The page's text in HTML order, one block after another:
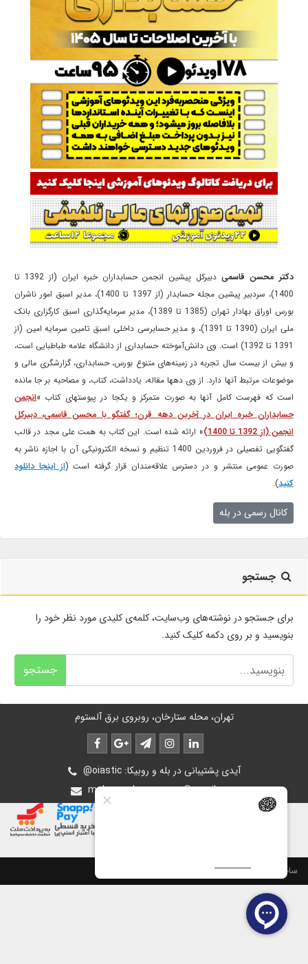
دکتر محسن قاسمی
دبیرکل پیشین انجمن حسابداران خبره ایران (از 1392 تا
1400)، سردبیر پیشین مجله حسابدار (از 1397 تا 1400)، مدیر اسبق امور ناشران
بورس اوراق بهادار تهران (1385 تا 1389)، مدیر سرمایه‌گذاری اسبق کارگزاری بانک
ملی ایران (1390 تا 1391)، و مدیر حسابرسی داخلی اسبق تامین سرمایه امین (از
1391 تا 1392) است. وی دانش‌آموخته حسابداری از دانشگاه علامه طباطبایی است،
و بیش از بیست سال تجربه در زمینه‌های متنوع بورس، حسابداری، گزارشگری مالی و
موضوعات مرتبط آنها دارد. از وی دهها مقاله، یادداشت، کتاب، و مصاحبه بر جا مانده
است که فهرست کامل آنها به صورت متمرکز و یکجا در پیوستهای کتاب «انجمن
حسابداران خبره ایران در آخرین دهه قرن؛ گفتگو با محسن قاسمی، دبیرکل
انجمن (از 1392 تا 1400)
» ارائه شده است. این کتاب به همت علی مجد در قالب
گفتگویی تفصیلی در فروردین 1400 تنظیم و نسخه الکترونیکی آن با اجازه ناشر به
صورت عمومی منتشر و در دسترس علاقه‌مندان قرار گرفته است (از اینجا دانلود
کنید).
کانال رسمی در بله
جستجو
برای جستجو در نوشته‌های وب‌سایت، کلمه‌ی کلیدی مورد نظر خود را
بنویسید و بر روی دکمه کلیک کنید.
جستجو
تهران، محله ستارخان، روبروی برق آلستوم
@oiastic :آیدی پشتیبانی در بله و روبیکا
mohsen.ghasemee.g@gmail.com
ساخت سایت توسطپرتال